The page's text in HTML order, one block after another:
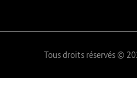
Tous droits réservés ©